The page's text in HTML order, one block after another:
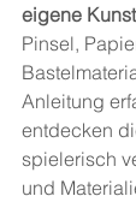
eigene
Pinsel,
Anleitung
entdecken
spielerisch
und